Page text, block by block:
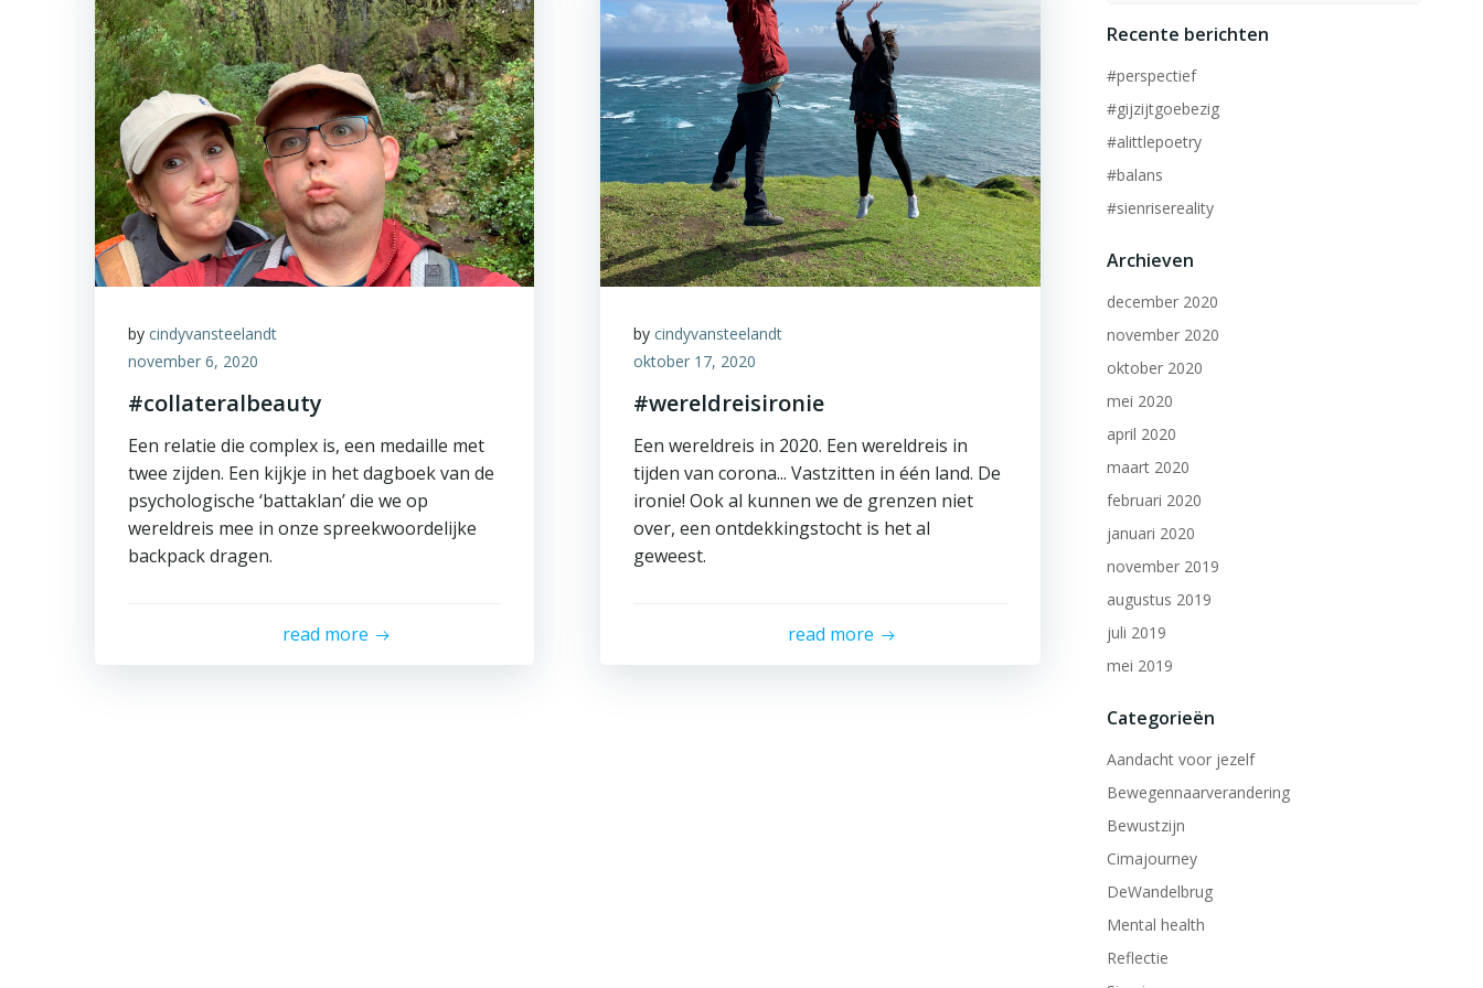
by cindyvansteelandt
november 6, 2020
#collateralbeauty
Een relatie die complex is, een medaille met
twee zijden. Een kijkje in het dagboek van de
psychologische ‘battaklan’ die we op
wereldreis mee in onze spreekwoordelijke
backpack dragen.
read more
bycindyvansteelandt
oktober 17, 2020
#wereldreisironie
Een wereldreis in 2020. Een wereldreis in
tijden van corona... Vastzitten in één land. De
ironie! Ook al kunnen we de grenzen niet
over, een ontdekkingstocht is het al
geweest.
read more
Recente berichten
#perspectief
#gijzijtgoebezig
#alittlepoetry
#balans
#sienrisereality
Archieven
december 2020
november 2020
oktober 2020
mei 2020
april 2020
maart 2020
februari 2020
januari 2020
november 2019
augustus 2019
juli 2019
mei 2019
Categorieën
Aandacht voor jezelf
Bewegennaarverandering
Bewustzijn
Cimajourney
DeWandelbrug
Mental health
Reflectie